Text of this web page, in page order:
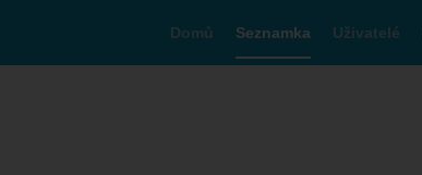
Domů Seznamka Uživatelé